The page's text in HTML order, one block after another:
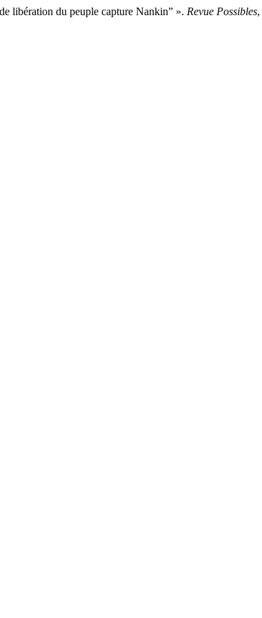
libération du peuple capture Nankin” ». Revue Possibles,